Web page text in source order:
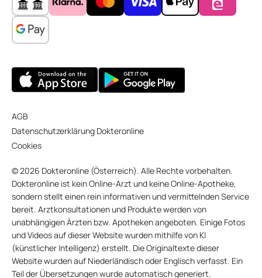
AGB
Datenschutzerklärung Dokteronline
Cookies
© 2026 Dokteronline (Österreich). Alle Rechte vorbehalten.
Dokteronline ist kein Online-Arzt und keine Online-Apotheke,
sondern stellt einen rein informativen und vermittelnden Service
bereit. Arztkonsultationen und Produkte werden von
unabhängigen Ärzten bzw. Apotheken angeboten. Einige Fotos
und Videos auf dieser Website wurden mithilfe von KI
(künstlicher Intelligenz) erstellt. Die Originaltexte dieser
Website wurden auf Niederländisch oder Englisch verfasst. Ein
Teil der Übersetzungen wurde automatisch generiert.